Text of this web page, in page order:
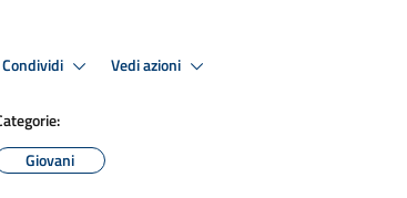
Condividi Vedi azioni
Giovani